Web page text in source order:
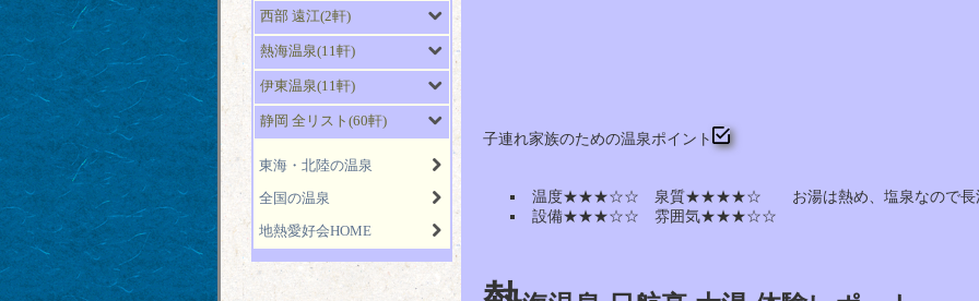
子連れ家族のための温泉ポイント
温度★★★☆☆ 泉質★★★★☆ お湯は熱め、塩泉なので長
設備★★★☆☆ 雰囲気★★★☆☆